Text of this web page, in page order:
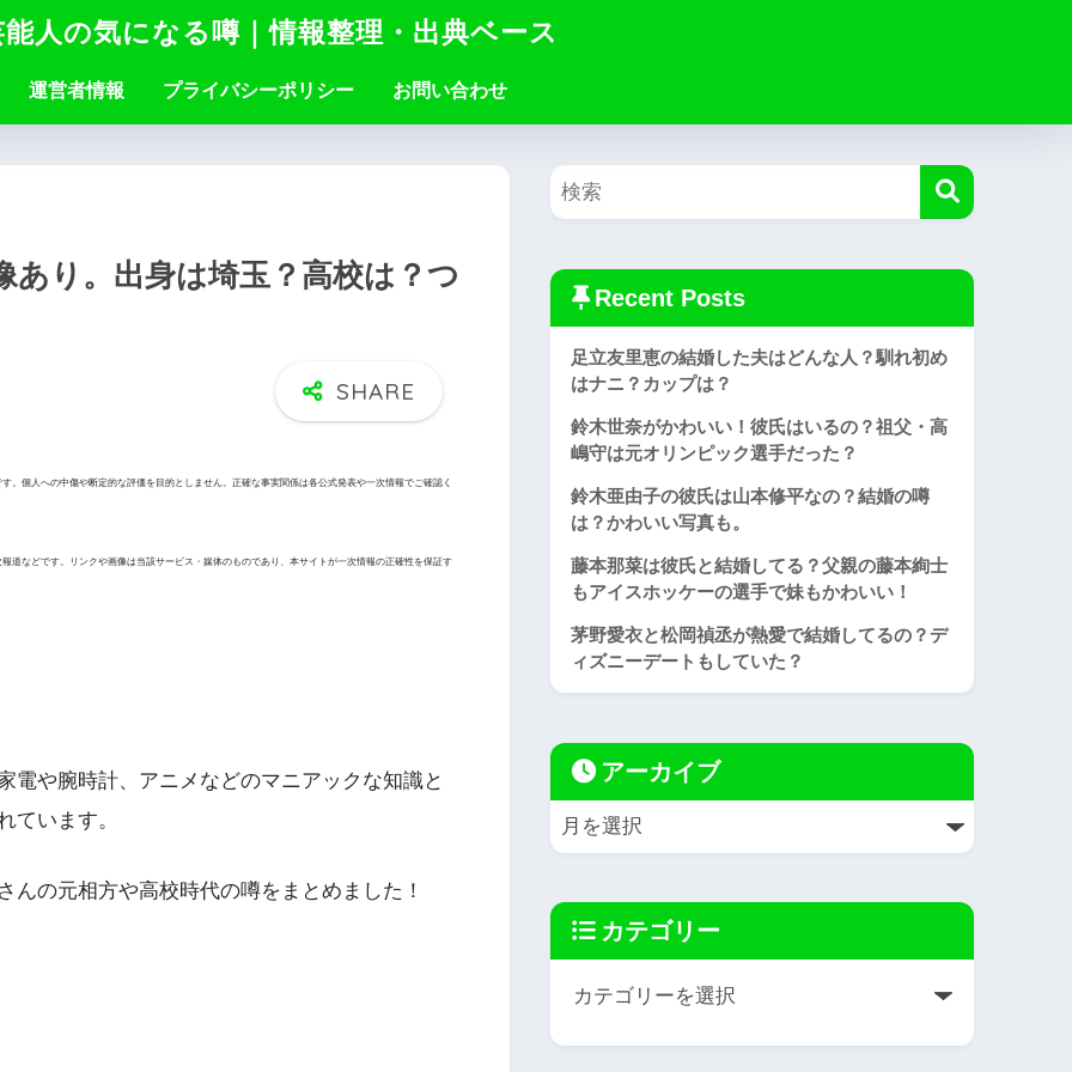
人の気になる噂｜情報整理・出典ベース
運営者情報 プライバシーポリシー お問い合わせ
あり。出身は埼玉？高校は？つ
個人への中傷や断定的な評価を目的としません。正確な事実関係は各公式発表や一次情報でご確認く
などです。リンクや画像は当該サービス・媒体のものであり、本サイトが一次情報の正確性を保証す
電や腕時計、アニメなどのマニアックな知識と
ています。
の元相方や高校時代の噂をまとめました！
Recent Posts
足立友里恵の結婚した夫はどんな人？馴れ初め
はナニ？カップは？
鈴木世奈がかわいい！彼氏はいるの？祖父・高
嶋守は元オリンピック選手だった？
鈴木亜由子の彼氏は山本修平なの？結婚の噂
は？かわいい写真も。
藤本那菜は彼氏と結婚してる？父親の藤本絢士
もアイスホッケーの選手で妹もかわいい！
茅野愛衣と松岡禎丞が熱愛で結婚してるの？デ
ィズニーデートもしていた？
アーカイブ
カテゴリー